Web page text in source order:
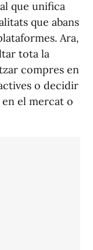
que unifica
que abans
Ara,
tota la
compres en
o decidir
el mercat o